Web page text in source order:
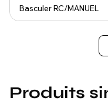
Basculer RC/MANUEL
Produits